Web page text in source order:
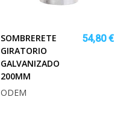
SOMBRERETE
GIRATORIO
GALVANIZADO
200MM
54,80 €
ODEM